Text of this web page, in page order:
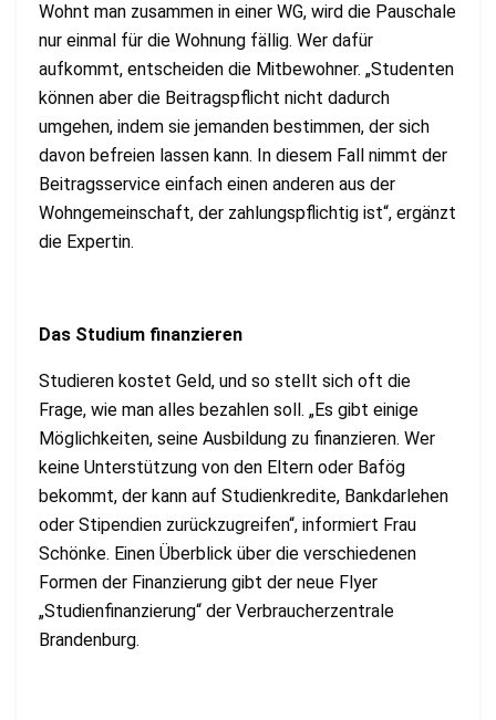
Wohnt man zusammen in einer WG, wird die Pauschale
nur einmal für die Wohnung fällig. Wer dafür
aufkommt, entscheiden die Mitbewohner. „Studenten
können aber die Beitragspflicht nicht dadurch
umgehen, indem sie jemanden bestimmen, der sich
davon befreien lassen kann. In diesem Fall nimmt der
Beitragsservice einfach einen anderen aus der
Wohngemeinschaft, der zahlungspflichtig ist“, ergänzt
die Expertin.
Das Studium finanzieren
Studieren kostet Geld, und so stellt sich oft die
Frage, wie man alles bezahlen soll. „Es gibt einige
Möglichkeiten, seine Ausbildung zu finanzieren. Wer
keine Unterstützung von den Eltern oder Bafög
bekommt, der kann auf Studienkredite, Bankdarlehen
oder Stipendien zurückzugreifen“, informiert Frau
Schönke. Einen Überblick über die verschiedenen
Formen der Finanzierung gibt der neue Flyer
„Studienfinanzierung“ der Verbraucherzentrale
Brandenburg.